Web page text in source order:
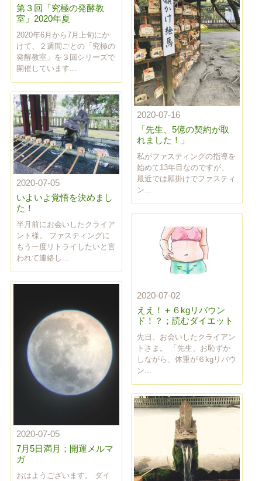
第３回「究極の発酵教
室」2020年夏
2020年6月から7月上旬にか
けて、２週間ごとの「究極の
発酵教室」を３回シリーズで
開催しています...
2020-07-16
「先生、5億の契約が取
れました！」
私がファスティングの指導を
始めて13年目なのですが、
最近では願掛けでファスティ
ン...
2020-07-05
いよいよ覚悟を決めまし
た！
半月前にお会いしたクライア
ント様。 ファスティングに
もう一度リトライしたいと言
われて連絡し...
2020-07-02
ええ！＋６kgリバウン
ド！？；読むダイエット
先日、お会いしたクライアン
トさま。 「先生、お恥ずか
しながら、体重が６kgリバウ
ン...
2020-07-05
7月5日満月；開運メルマ
ガ
おはようございます。 ダイ